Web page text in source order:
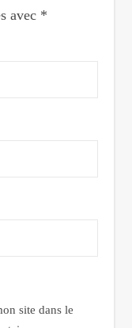
avec *
site dans le